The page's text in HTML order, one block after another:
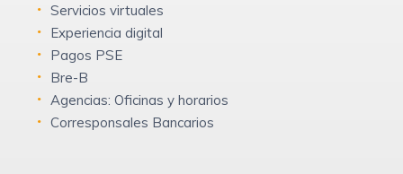
Servicios virtuales
Experiencia digital
Pagos PSE
Bre-B
Agencias: Oficinas y horarios
Corresponsales Bancarios